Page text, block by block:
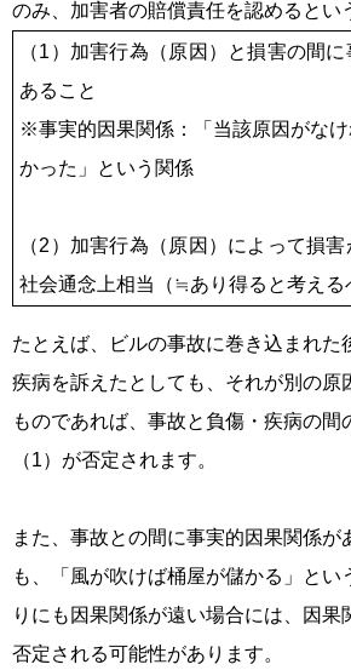
のみ、加害者の賠償責任を認めるとい
（1）加害行為（原因）と損害の間
あること
※事実的因果関係：「当該原因がな
かった」という関係
（2）加害行為（原因）によって損害
社会通念上相当（≒あり得ると考える
たとえば、ビルの事故に巻き込まれた
疾病を訴えたとしても、それが別の原
ものであれば、事故と負傷・疾病の間
（1）が否定されます。
また、事故との間に事実的因果関係が
も、「風が吹けば桶屋が儲かる」とい
りにも因果関係が遠い場合には、因果
否定される可能性があります。